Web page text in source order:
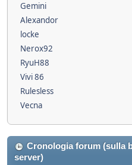
Gemini
Alexandor
locke
Nerox92
RyuH88
Vivi 86
Rulesless
Vecna
Cronologia forum (sulla
server)